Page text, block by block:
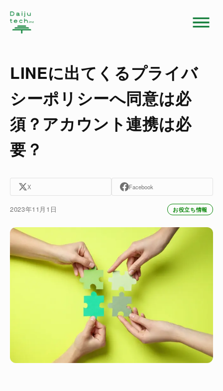
LINEに出てくるプライバ
シーポリシーへ同意は必
須？アカウント連携は必
要？
X Facebook
2023年11月1日 お役立ち情報